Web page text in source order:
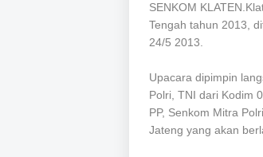
SENKOM
Tengah tahun 2013,
24/5 2013.
Upacara dipimpin
Polri, TNI dari Kodim
PP, Senkom Mitra
Jateng yang akan